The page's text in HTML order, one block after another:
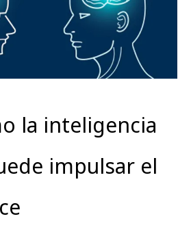
la inteligencia
impulsar el